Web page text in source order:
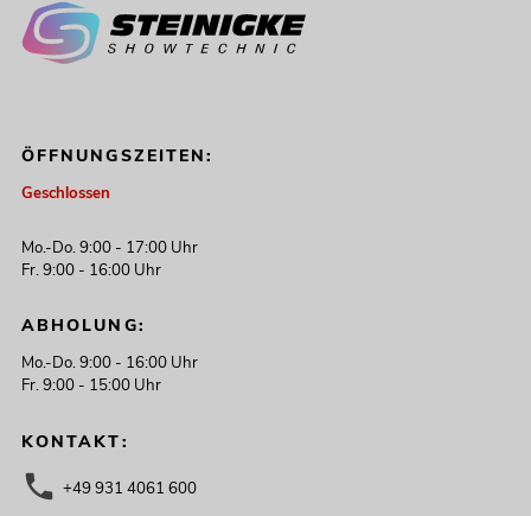
ÖFFNUNGSZEITEN:
Geschlossen
Mo.-Do. 9:00 - 17:00 Uhr
Fr. 9:00 - 16:00 Uhr
ABHOLUNG:
Mo.-Do. 9:00 - 16:00 Uhr
Fr. 9:00 - 15:00 Uhr
KONTAKT:
+49 931 4061 600